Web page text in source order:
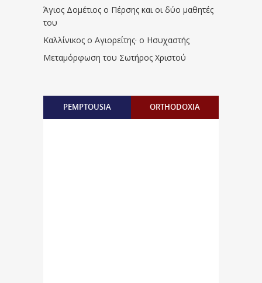
Άγιος Δομέτιος ο Πέρσης και οι δύο μαθητές
του
Καλλίνικος ο Αγιορείτης · ο Ησυχαστής
Μεταμόρφωση του Σωτήρος Χριστού
PEMPTOUSIA ORTHODOXIA